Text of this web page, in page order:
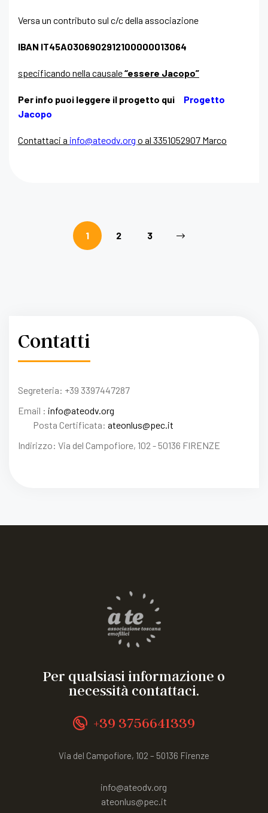
Versa un contributo sul c/c della associazione
IBAN IT45A0306902912100000013064
specificando nella causale“essere Jacopo”
Per info puoi leggere il progetto qui
Progetto
Jacopo
Contattaci a info@ateodv.org o al 3351052907 Marco
1 2 3
Contatti
Segreteria: +39 3397447287
Email : info@ateodv.org
Posta Certificata: ateonlus@pec.it
Indirizzo: Via del Campofiore, 102 - 50136 FIRENZE
Per qualsiasi informazione o
necessità contattaci.
+39 3756641339
Via del Campofiore, 102 – 50136 Firenze
info@ateodv.org
ateonlus@pec.it